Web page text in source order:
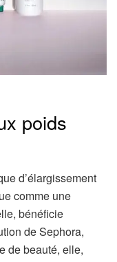
poids
d’élargissement
comme une
bénéficie
de Sephora,
de beauté, elle,